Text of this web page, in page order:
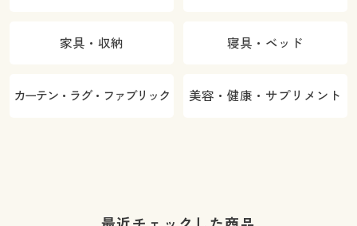
家具・収納 寝具・ベッド
カーテン・ラグ・ファブリック 美容・健康・サプリメント